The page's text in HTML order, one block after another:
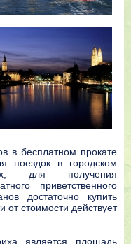
в бесплатном прокате
поездок в городском
для получения
приветственного
достаточно купить
от стоимости действует
является площадь